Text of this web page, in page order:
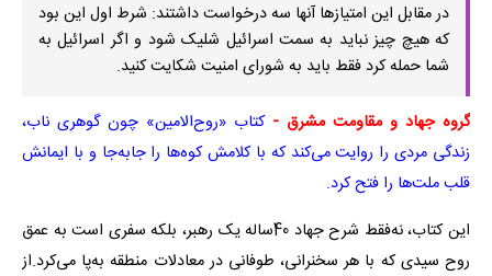
در مقابل این امتیازها آنها سه درخواست داشتند: شرط اول این بود
که هیچ چیز نباید به سمت اسرائیل شلیک شود و اگر اسرائیل به
شما حمله کرد فقط باید به شورای امنیت شکایت کنید.
گروه جهاد و مقاومت مشرق - کتاب «روح‌الامین» چون گوهری ناب،
زندگی مردی را روایت می‌کند که با کلامش کوه‌ها را جابه‌جا و با ایمانش
قلب ملت‌ها را فتح کرد.
این کتاب، نه‌فقط شرح جهاد 40‌ساله‌ یک رهبر، بلکه سفری است به عمق
روح سیدی که با هر سخنرانی، طوفانی در معادلات منطقه به‌پا می‌کرد.از